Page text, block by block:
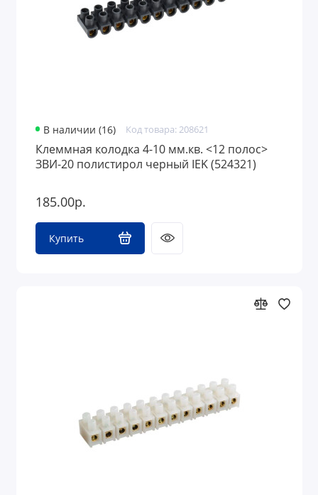
В наличии (16) Код товара: 208621
Клеммная колодка 4-10 мм.кв. <12 полос>
ЗВИ-20 полистирол черный IEK (524321)
185.00р.
Купить